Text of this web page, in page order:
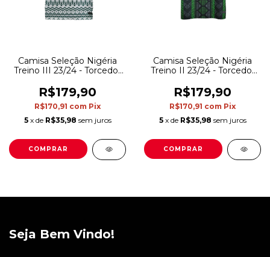
Camisa Seleção Nigéria
Treino III 23/24 - Torcedor
com detalhes em
vermelho e verde
R$179,90
R$170,91 com Pix
5 x de R$35,98 sem juros
COMPRAR
Camisa Seleção Nigéria
Treino II 23/24 - Torcedor
com detalhes em preto e
branco
R$179,90
R$170,91 com Pix
5 x de R$35,98 sem juros
COMPRAR
Seja Bem Vindo!